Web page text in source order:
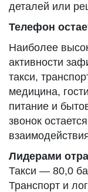
деталей или
Телефон
Наиболее
активности
такси,
медицина,
питание и
звонок
Лидерами
Такси — 80,0
Транспорт и